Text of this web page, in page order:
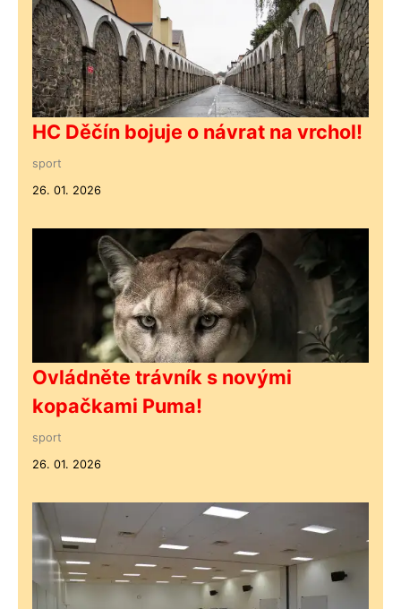
HC Děčín bojuje o návrat na vrchol!
sport
26. 01. 2026
Ovládněte trávník s novými
kopačkami Puma!
sport
26. 01. 2026